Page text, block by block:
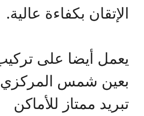
الإتقان بكفاءة عالية.
يعمل أيضا على
بعين شمس المركزي
تبريد ممتاز للأماكن